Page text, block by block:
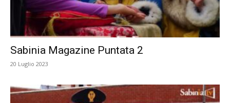
Sabinia Magazine Puntata 2
20 Luglio 2023